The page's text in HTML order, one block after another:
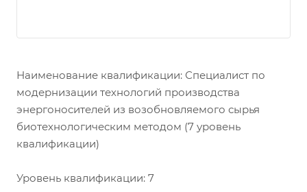
Наименование квалификации: Специалист по
модернизации технологий производства
энергоносителей из возобновляемого сырья
биотехнологическим методом (7 уровень
квалификации)
Уровень квалификации: 7